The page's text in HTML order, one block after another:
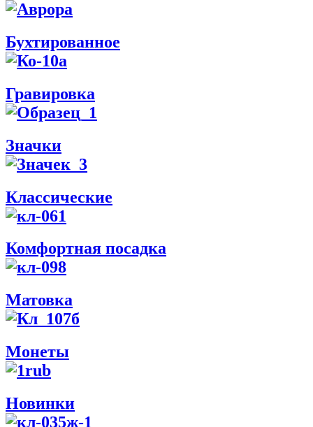
Бухтированное
Гравировка
Значки
Классические
Комфортная посадка
Матовка
Монеты
Новинки